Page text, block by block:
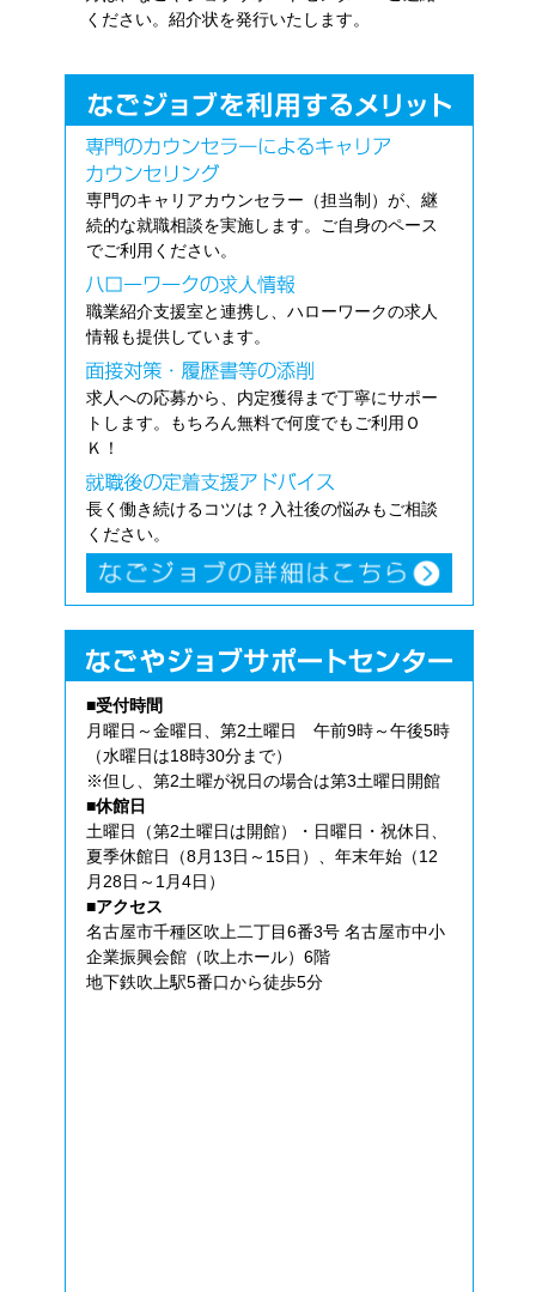
ください。紹介状を発行いたします。
専門のキャリアカウンセラー（担当制）が、継
続的な就職相談を実施します。ご自身のペース
でご利用ください。
職業紹介支援室と連携し、ハローワークの求人
情報も提供しています。
求人への応募から、内定獲得まで丁寧にサポー
トします。もちろん無料で何度でもご利用Ｏ
Ｋ！
長く働き続けるコツは？入社後の悩みもご相談
ください。
■受付時間
月曜日～金曜日、第2土曜日 午前9時～午後5時
（水曜日は18時30分まで）
※但し、第2土曜が祝日の場合は第3土曜日開館
■休館日
土曜日（第2土曜日は開館）・日曜日・祝休日、
夏季休館日（8月13日～15日）、年末年始（12
月28日～1月4日）
■アクセス
名古屋市千種区吹上二丁目6番3号 名古屋市中小
企業振興会館（吹上ホール）6階
地下鉄吹上駅5番口から徒歩5分